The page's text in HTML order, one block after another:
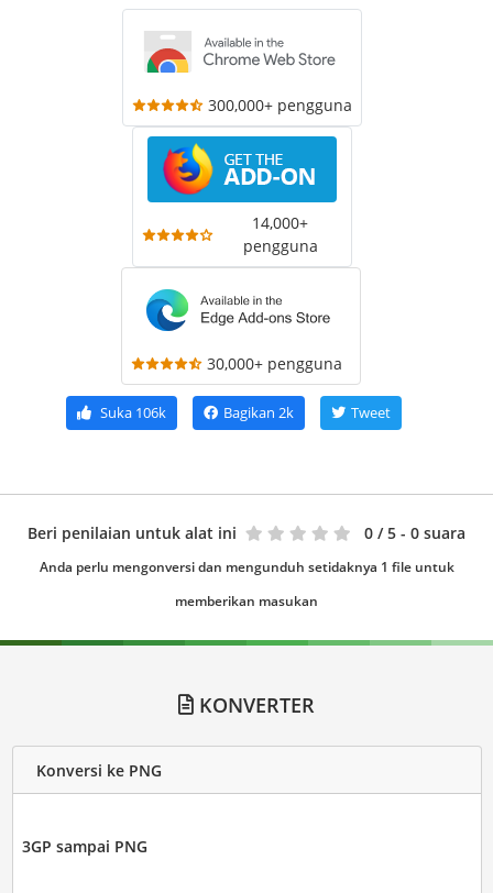
300,000+ pengguna
14,000+
pengguna
30,000+ pengguna
Suka106k Bagikan 2k Tweet
Beri penilaian untuk alat ini 0 / 5 - 0 suara
Anda perlu mengonversi dan mengunduh setidaknya 1 file untuk
memberikan masukan
KONVERTER
Konversi ke PNG
3GP sampai PNG